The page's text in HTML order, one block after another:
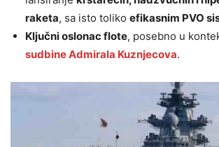
raketa, sa isto toliko efikasnim PVO
Ključni oslonac flote, posebno u
sudbine Admirala Kuznjecova.